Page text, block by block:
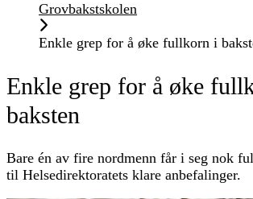
Grovbakstskolen
Enkle grep for å øke fullkorn i
Enkle grep for å øke
baksten
Bare én av fire nordmenn får i seg nok
til Helsedirektoratets klare anbefalinger.